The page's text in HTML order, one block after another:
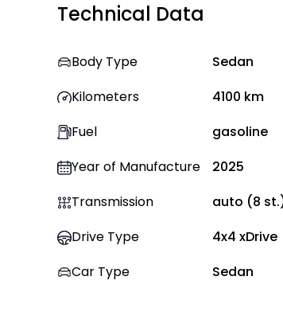
Technical Data
Body Type
Sedan
Kilometers
4100 km
Fuel
gasoline
Year of Manufacture
2025
Transmission
auto (8
Drive Type
4x4 xDrive
Car Type
Sedan